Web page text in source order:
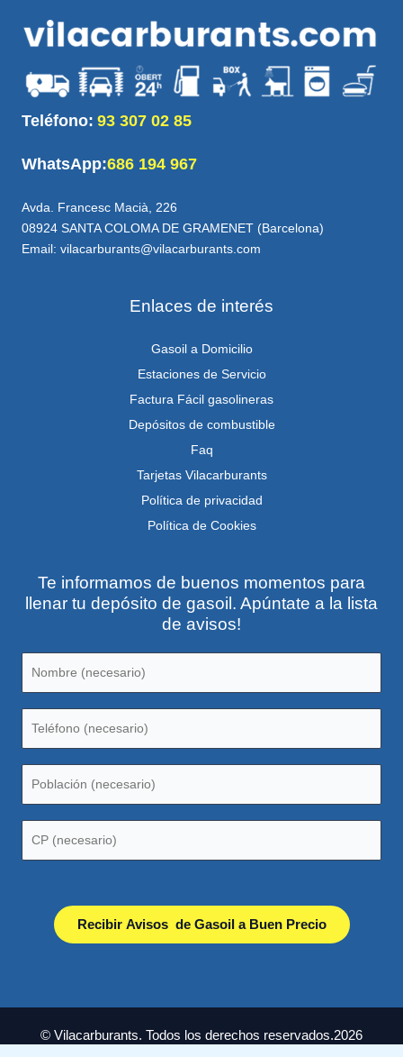
Teléfono: 93 307 02 85
WhatsApp:686 194 967
Avda. Francesc Macià, 226
08924 SANTA COLOMA DE GRAMENET (Barcelona)
Email: vilacarburants@vilacarburants.com
Enlaces de interés
Gasoil a Domicilio
Estaciones de Servicio
Factura Fácil gasolineras
Depósitos de combustible
Faq
Tarjetas Vilacarburants
Política de privacidad
Política de Cookies
Te informamos de buenos momentos para
llenar tu depósito de gasoil. Apúntate a la lista
de avisos!
© Vilacarburants. Todos los derechos reservados.2026